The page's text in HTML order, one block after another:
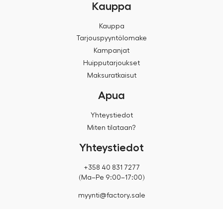
Kauppa
Kauppa
Tarjouspyyntölomake
Kampanjat
Huipputarjoukset
Maksuratkaisut
Apua
Yhteystiedot
Miten tilataan?
Yhteystiedot
+358 40 831 7277
(Ma–Pe 9:00–17:00)
myynti@factory.sale